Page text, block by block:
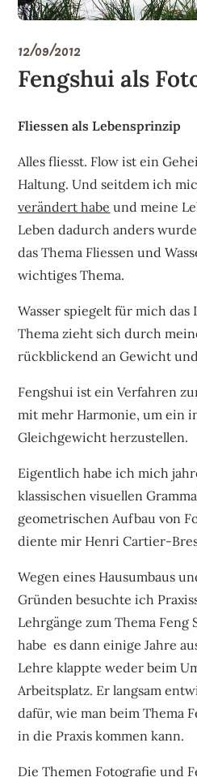
12/09/2012
Fengshui als
Fliessen als Lebensprinzip
Alles fliesst. Flow ist ein
Haltung. Und seitdem ich
verändert habe und meine
Leben dadurch anders
das Thema Fliessen und
wichtiges Thema.
Wasser spiegelt für mich das
Thema zieht sich durch
rückblickend an Gewicht
Fengshui ist ein Verfahren
mit mehr Harmonie, um ein
Gleichgewicht herzustellen.
Eigentlich habe ich mich
klassischen visuellen
geometrischen Aufbau von
diente mir Henri Cartier-
Wegen eines Hausumbaus
Gründen besuchte ich
Lehrgänge zum Thema Feng
habe es dann einige Jahre
Lehre klappte weder beim
Arbeitsplatz. Er langsam
dafür, wie man beim Thema
in die Praxis kommen kann.
Die Themen Fotografie und